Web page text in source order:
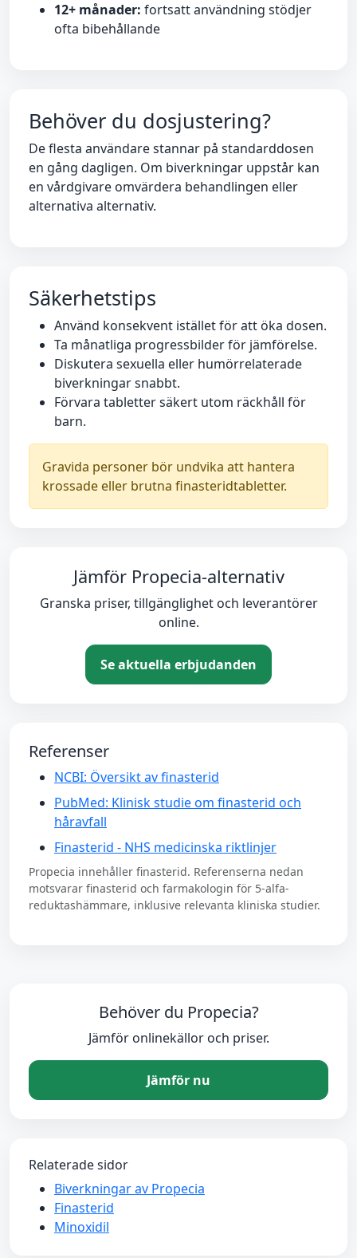
12+ månader: fortsatt användning stödjer
ofta bibehållande
Behöver du dosjustering?
De flesta användare stannar på standarddosen
en gång dagligen. Om biverkningar uppstår kan
en vårdgivare omvärdera behandlingen eller
alternativa alternativ.
Säkerhetstips
Använd konsekvent istället för att öka dosen.
Ta månatliga progressbilder för jämförelse.
Diskutera sexuella eller humörrelaterade
biverkningar snabbt.
Förvara tabletter säkert utom räckhåll för
barn.
Gravida personer bör undvika att hantera
krossade eller brutna finasteridtabletter.
Jämför Propecia-alternativ
Granska priser, tillgänglighet och leverantörer
online.
Se aktuella erbjudanden
Referenser
NCBI: Översikt av finasterid
PubMed: Klinisk studie om finasterid och
håravfall
Finasterid - NHS medicinska riktlinjer
Propecia innehåller finasterid. Referenserna nedan
motsvarar finasterid och farmakologin för 5-alfa-
reduktashämmare, inklusive relevanta kliniska studier.
Behöver du Propecia?
Jämför onlinekällor och priser.
Jämför nu
Relaterade sidor
Biverkningar av Propecia
Finasterid
Minoxidil